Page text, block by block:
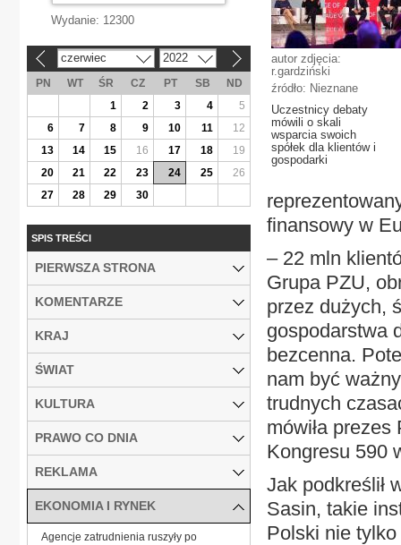
autor zdjęcia:
r.gardziński
źródło: Nieznane
Uczestnicy debaty
mówili o skali
wsparcia swoich
spółek dla klientów i
gospodarki
finansowy w
– 22 mln
Grupa PZU,
przez dużych,
gospodarstwa
bezcenna.
nam być
trudnych
mówiła
Kongresu 590
Jak podkreślił
Sasin, takie
Polski nie
Wydanie: 12300
czerwiec 2022
PN WT ŚR CZ PT SB
ND
1
2 3 4
5
6
7 8 9 10 11
12
13
14 15 16 17 18
19
20
21 22 23 24 25
26
27
28 29 30
SPIS TREŚCI
PIERWSZA STRONA
KOMENTARZE
KRAJ
ŚWIAT
KULTURA
PRAWO CO DNIA
REKLAMA
EKONOMIA I RYNEK
Agencje zatrudnienia ruszyły po